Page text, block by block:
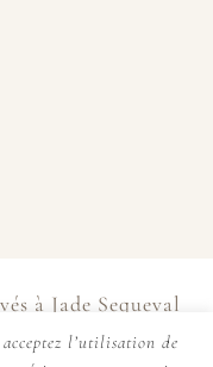
à Jade Sequeval
parCM Créative
l’utilisation de